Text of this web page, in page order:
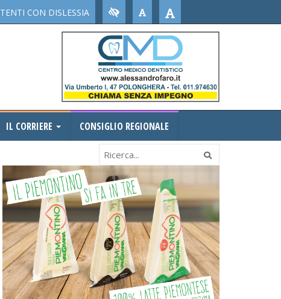
CON DISLESSIA
IL CORRIERE CONSIGLIO REGIONALE